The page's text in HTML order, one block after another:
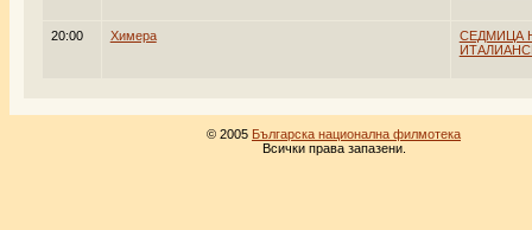
20:00 Химера
СЕДМИЦА
© 2005 Българска национална филмотека
Всички права запазени.